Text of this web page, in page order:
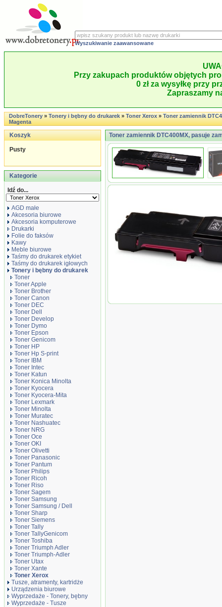
Wyszukiwanie zaawansowane
Przy zakupach produktów objętych
0 zł za wysyłkę przy
Zapraszamy
DobreTonery»Tonery i bębny do drukarek»Toner Xerox»Toner zamiennik
Magenta
Koszyk
Pusty
Kategorie
Idź do...
AGD małe
Akcesoria biurowe
Akcesoria komputerowe
Drukarki
Folie do faksów
Kawy
Meble biurowe
Taśmy do drukarek etykiet
Taśmy do drukarek igłowych
Tonery i bębny do drukarek
Toner
Toner Apple
Toner Brother
Toner Canon
Toner DEC
Toner Dell
Toner Develop
Toner Dymo
Toner Epson
Toner Genicom
Toner HP
Toner Hp S-print
Toner IBM
Toner Intec
Toner Katun
Toner Konica Minolta
Toner Kyocera
Toner Kyocera-Mita
Toner Lexmark
Toner Minolta
Toner Muratec
Toner Nashuatec
Toner NRG
Toner Oce
Toner OKI
Toner Olivetti
Toner Panasonic
Toner Pantum
Toner Philips
Toner Ricoh
Toner Riso
Toner Sagem
Toner Samsung
Toner Samsung / Dell
Toner Sharp
Toner Siemens
Toner Tally
Toner TallyGenicom
Toner Toshiba
Toner Triumph Adler
Toner Triumph-Adler
Toner Utax
Toner Xante
Toner Xerox
Tusze, atramenty, kartridże
Urządzenia biurowe
Wyprzedaże - Tonery, bębny
Wyprzedaże - Tusze
Toner zamiennik DTC400MX, pasuje